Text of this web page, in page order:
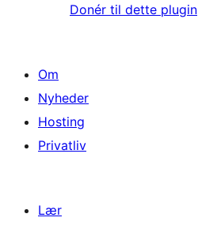
Donér til dette plugin
Om
Nyheder
Hosting
Privatliv
Lær